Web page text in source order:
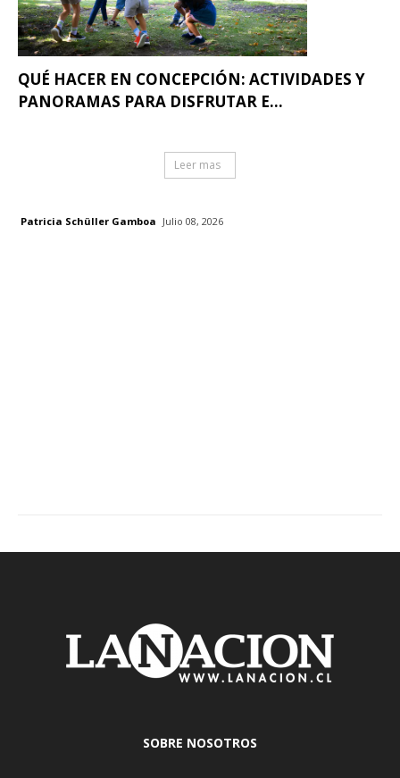
QUÉ HACER EN CONCEPCIÓN: ACTIVIDADES Y
PANORAMAS PARA DISFRUTAR E...
Leer mas
Patricia Schüller Gamboa Julio 08, 2026
SOBRE NOSOTROS